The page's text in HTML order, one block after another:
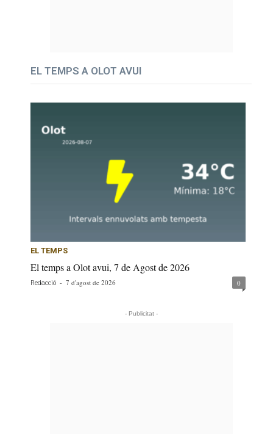
EL TEMPS A OLOT AVUI
EL TEMPS
El temps a Olot avui, 7 de Agost de 2026
Redacció - 7 d'agost de 2026 0
- Publicitat -